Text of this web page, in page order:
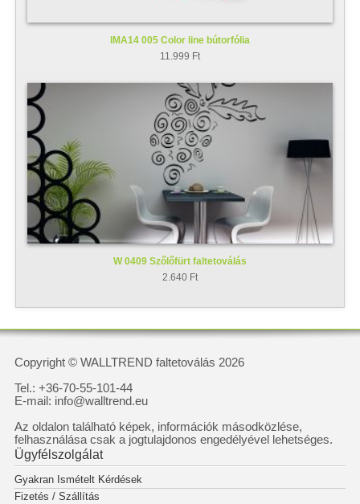
IMA14 005 Color line bútorfólia
11.999 Ft
W 0409 Szőlőfürt faltetoválás
2.640 Ft
Copyright © WALLTREND faltetoválás 2026
Tel.: +36-70-55-101-44
E-mail: info@walltrend.eu
Az oldalon található képek, információk másodközlése,
felhasználása csak a jogtulajdonos engedélyével lehetséges.
Ügyfélszolgálat
Gyakran Ismételt Kérdések
Fizetés / Szállítás